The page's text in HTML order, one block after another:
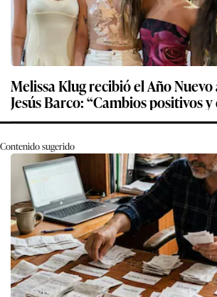
Melissa Klug recibió el Año
Jesús Barco: “Cambios positivos
Contenido sugerido